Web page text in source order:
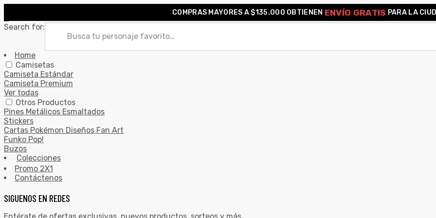
COMPRAS MAYORES A $135.000 OBTIENEN ENVÍO GRATIS PARA LA
Search for:
Home
Camisetas
Camiseta Estándar
Camiseta Premium
Ver todas
Otros Productos
Pines Metálicos Esmaltados
Stickers
Cartas Pokémon Diseños Fan Art
Funko Pop!
Buzos
Colecciones
Promo 2X1
Contáctenos
SIGUENOS EN REDES
Entérate de ofertas exclusivas, nuevos productos, sorteos y más.